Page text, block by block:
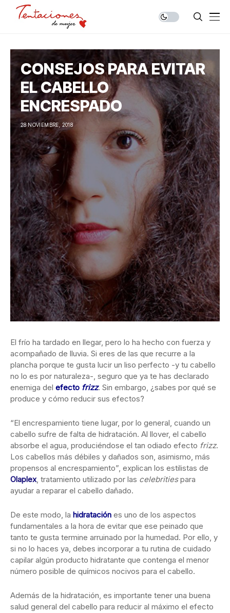
CONSEJOS PARA EVITAR
EL CABELLO
ENCRESPADO
28 NOVIEMBRE, 2018
El frío ha tardado en llegar, pero lo ha hecho con fuerza y
acompañado de lluvia. Si eres de las que recurre a la
plancha porque te gusta lucir un liso perfecto -y tu cabello
no lo es por naturaleza-, seguro que ya te has declarado
enemiga del efecto frizz. Sin embargo, ¿sabes por qué se
produce y cómo reducir sus efectos?
“El encrespamiento tiene lugar, por lo general, cuando un
cabello sufre de falta de hidratación. Al llover, el cabello
absorbe el agua, produciéndose el tan odiado efecto frizz.
Los cabellos más débiles y dañados son, asimismo, más
propensos al encrespamiento”, explican los estilistas de
Olaplex, tratamiento utilizado por las celebritiespara
ayudar a reparar el cabello dañado.
De este modo, la hidratación es uno de los aspectos
fundamentales a la hora de evitar que ese peinado que
tanto te gusta termine arruinado por la humedad. Por ello, y
si no lo haces ya, debes incorporar a tu rutina de cuidado
capilar algún producto hidratante que contenga el menor
número posible de químicos nocivos para el cabello.
Además de la hidratación, es importante tener una buena
salud general del cabello para reducir al máximo el efecto